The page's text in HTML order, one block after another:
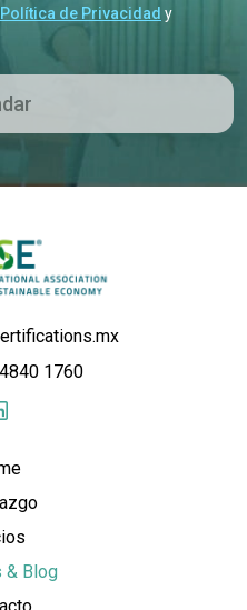
Política de Privacidad y
1760
& Blog